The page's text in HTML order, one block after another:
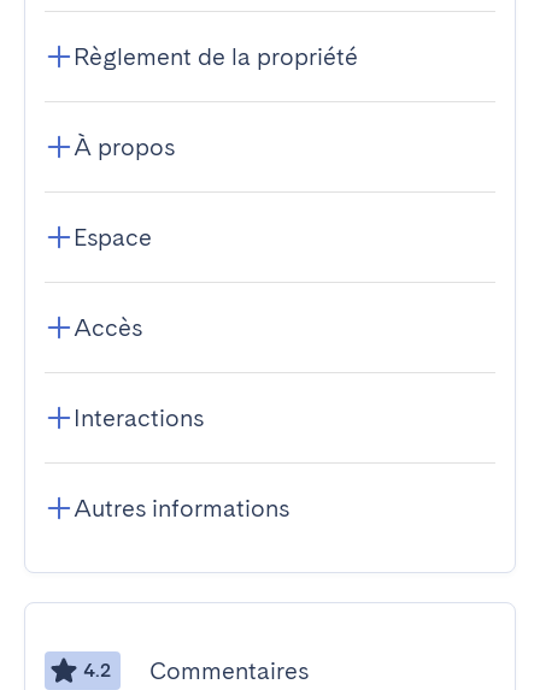
Règlement de la propriété
À propos
Espace
Accès
Interactions
Autres informations
4.2 Commentaires